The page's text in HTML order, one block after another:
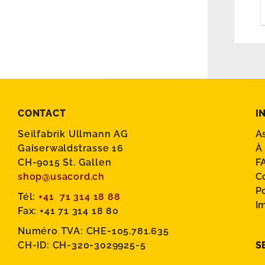
CONTACT
Seilfabrik Ullmann AG
Gaiserwaldstrasse 16
CH-9015 St. Gallen
shop@usacord.ch
Tél: +41 71 314 18 88
Fax: +41 71 314 18 80
Numéro TVA: CHE-105.781.635
CH-ID: CH-320-3029925-5
À